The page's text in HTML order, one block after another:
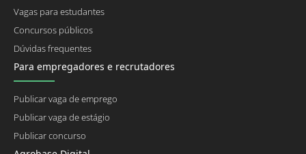
Vagas para estudantes
Concursos públicos
Dúvidas frequentes
Para empregadores e recrutadores
Publicar vaga de emprego
Publicar vaga de estágio
Publicar concurso